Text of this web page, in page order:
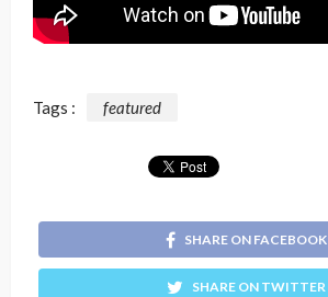
Tags : featured
SHARE ON FACEBOOK
SHARE ON TWITTER